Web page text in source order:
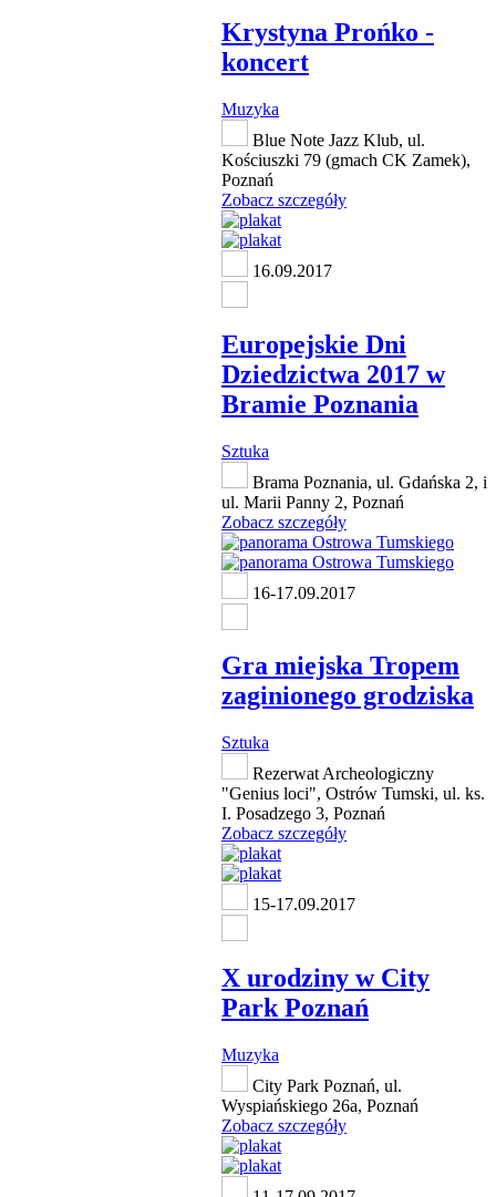
Krystyna Prońko -
koncert
Muzyka
Blue Note Jazz Klub, ul.
Kościuszki 79 (gmach CK Zamek),
Poznań
Zobacz szczegóły
16.09.2017
Europejskie Dni
Dziedzictwa 2017 w
Bramie Poznania
Sztuka
Brama Poznania, ul. Gdańska 2, i
ul. Marii Panny 2, Poznań
Zobacz szczegóły
16-17.09.2017
Gra miejska Tropem
zaginionego grodziska
Sztuka
Rezerwat Archeologiczny
"Genius loci", Ostrów Tumski, ul. ks.
I. Posadzego 3, Poznań
Zobacz szczegóły
15-17.09.2017
X urodziny w City
Park Poznań
Muzyka
City Park Poznań, ul.
Wyspiańskiego 26a, Poznań
Zobacz szczegóły